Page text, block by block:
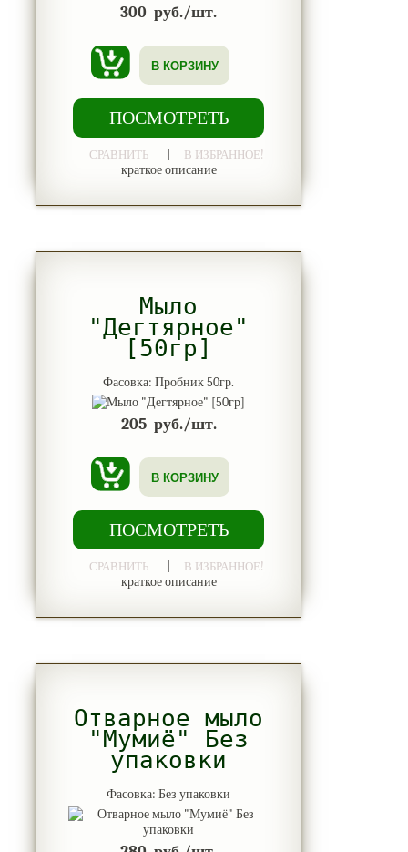
300 руб./шт.
В КОРЗИНУ
ПОСМОТРЕТЬ
СРАВНИТЬ В ИЗБРАННОЕ!
краткое описание
Мыло
"Дегтярное"
[50гр]
Фасовка: Пробник 50гр.
205 руб./шт.
В КОРЗИНУ
ПОСМОТРЕТЬ
СРАВНИТЬ В ИЗБРАННОЕ!
краткое описание
Отварное мыло
"Мумиё" Без
упаковки
Фасовка: Без упаковки